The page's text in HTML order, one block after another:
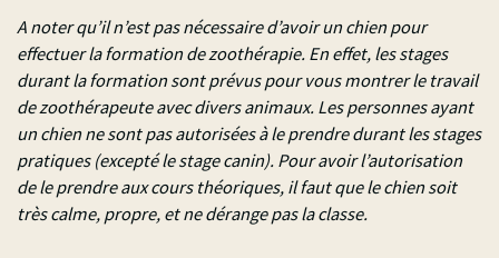
A noter qu’il n’est pas nécessaire d’avoir un chien pour
effectuer la formation de zoothérapie. En effet, les stages
durant la formation sont prévus pour vous montrer le travail
de zoothérapeute avec divers animaux. Les personnes ayant
un chien ne sont pas autorisées à le prendre durant les stages
pratiques (excepté le stage canin). Pour avoir l’autorisation
de le prendre aux cours théoriques, il faut que le chien soit
très calme, propre, et ne dérange pas la classe.